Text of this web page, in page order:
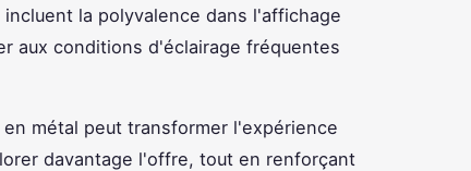
la polyvalence dans l'affichage
aux conditions d'éclairage fréquentes
métal peut transformer l'expérience
davantage l'offre, tout en renforçant